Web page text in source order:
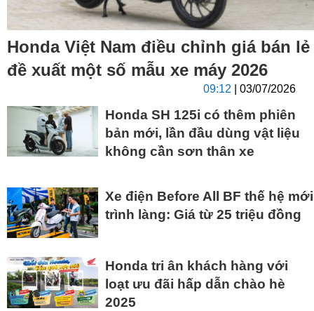
Honda Việt Nam điều chỉnh giá bán lẻ
đề xuất một số mẫu xe máy 2026
09:12 | 03/07/2026
Honda SH 125i có thêm phiên
bản mới, lần đầu dùng vật liệu
không cần sơn thân xe
Xe điện Before All BF thế hệ mới
trình làng: Giá từ 25 triệu đồng
Honda tri ân khách hàng với
loạt ưu đãi hấp dẫn chào hè
2025